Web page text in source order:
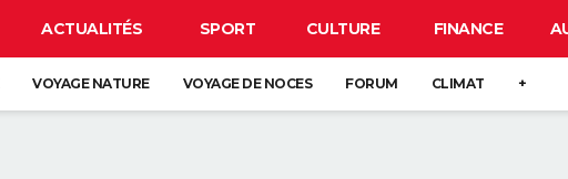
ACTUALITÉS SPORT CULTURE FINANCE
VOYAGE NATURE VOYAGE DE NOCES FORUM CLIMAT +